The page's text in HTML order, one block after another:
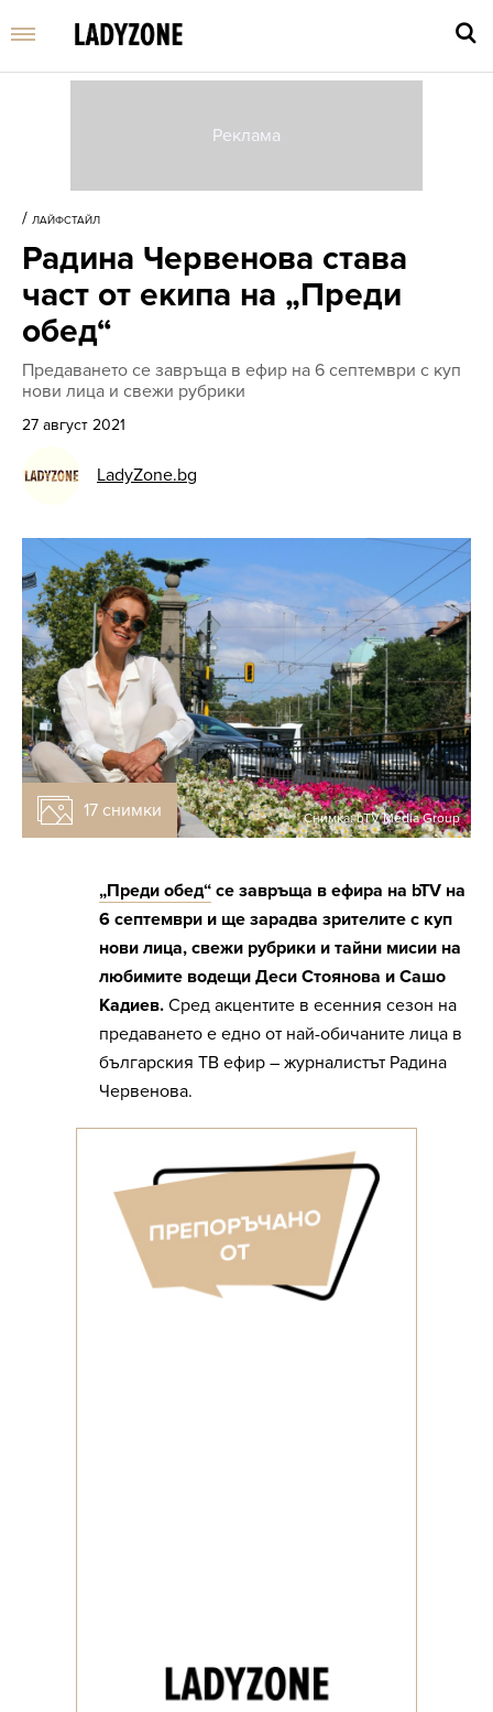
/ ЛАЙФСТАЙЛ
Радина Червенова става
част от екипа на „Преди
обед“
Предаването се завръща в ефир на 6 септември с куп
нови лица и свежи рубрики
27 август 2021
LadyZone.bg
17 снимки Снимка: bTV Media Group
„Преди обед“ се завръща в ефира на bTV на
6 септември и ще зарадва зрителите с куп
нови лица, свежи рубрики и тайни мисии на
любимите водещи Деси Стоянова и Сашо
Кадиев. Сред акцентите в есенния сезон на
предаването е едно от най-обичаните лица в
българския ТВ ефир – журналистът Радина
Червенова.